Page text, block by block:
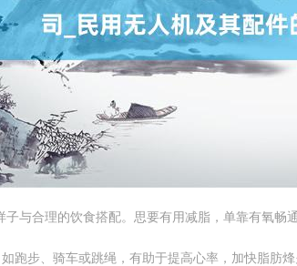
与合理的饮食搭配。思要有用减脂，单靠有氧畅
跑步、骑车或跳绳，有助于提高心率，加快脂肪